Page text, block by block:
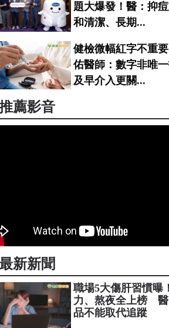
題大爆發！醫：抑
和清潔、長期...
健檢微幅紅字不重
佑醫師：數字非唯
及早介入更關...
薦影音
新新聞
職場5大傷肝習慣曝
力、熬夜全上榜
品不能取代追蹤